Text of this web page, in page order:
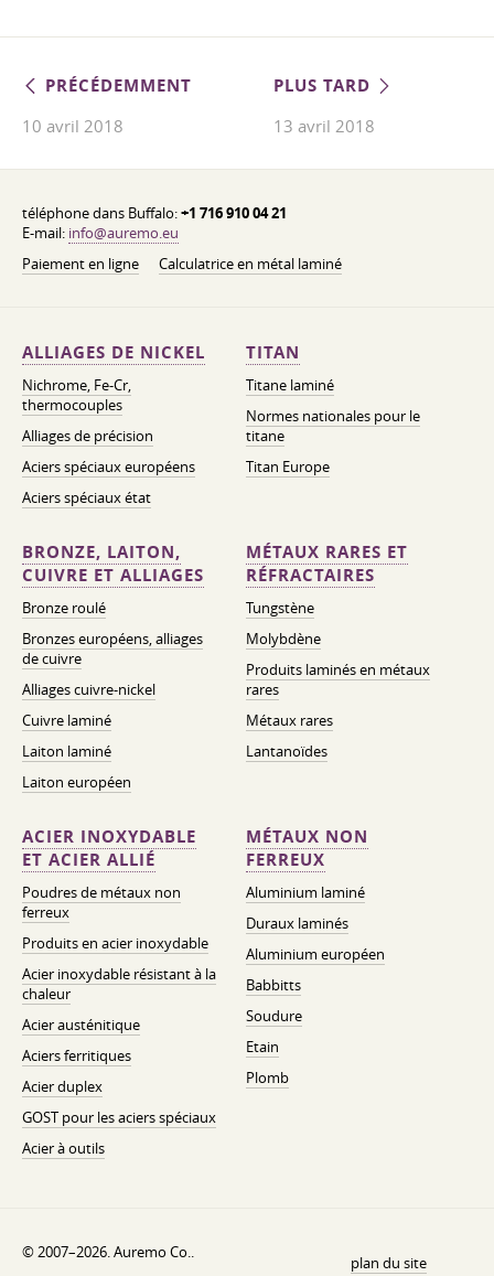
PRÉCÉDEMMENT
10 avril 2018
PLUS TARD
13 avril 2018
téléphone dans Buffalo:+1 716 910 04 21
E-mail: info@auremo.eu
Paiement en ligne
Calculatrice en métal laminé
ALLIAGES DE NICKEL
Nichrome, Fe-Cr,
thermocouples
Alliages de précision
Aciers spéciaux européens
Aciers spéciaux état
TITAN
Titane laminé
Normes nationales pour le
titane
Titan Europe
BRONZE, LAITON,
CUIVRE ET ALLIAGES
Bronze roulé
Bronzes européens, alliages
de cuivre
Alliages cuivre-nickel
Cuivre laminé
Laiton laminé
Laiton européen
MÉTAUX RARES ET
RÉFRACTAIRES
Tungstène
Molybdène
Produits laminés en métaux
rares
Métaux rares
Lantanoïdes
ACIER INOXYDABLE
ET ACIER ALLIÉ
Poudres de métaux non
ferreux
Produits en acier inoxydable
Acier inoxydable résistant à la
chaleur
Acier austénitique
Aciers ferritiques
Acier duplex
GOST pour les aciers spéciaux
Acier à outils
MÉTAUX NON
FERREUX
Aluminium laminé
Duraux laminés
Aluminium européen
Babbitts
Soudure
Etain
Plomb
© 2007–2026. Auremo Co..
plan du site